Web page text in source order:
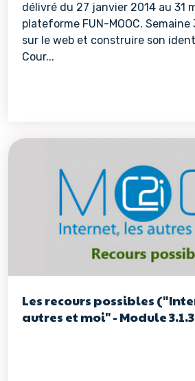
délivré du 27 janvier 2014 au 31
plateforme FUN-MOOC. Semaine
sur le web et construire son
Cour...
Les recours possibles
autres et moi" - Module